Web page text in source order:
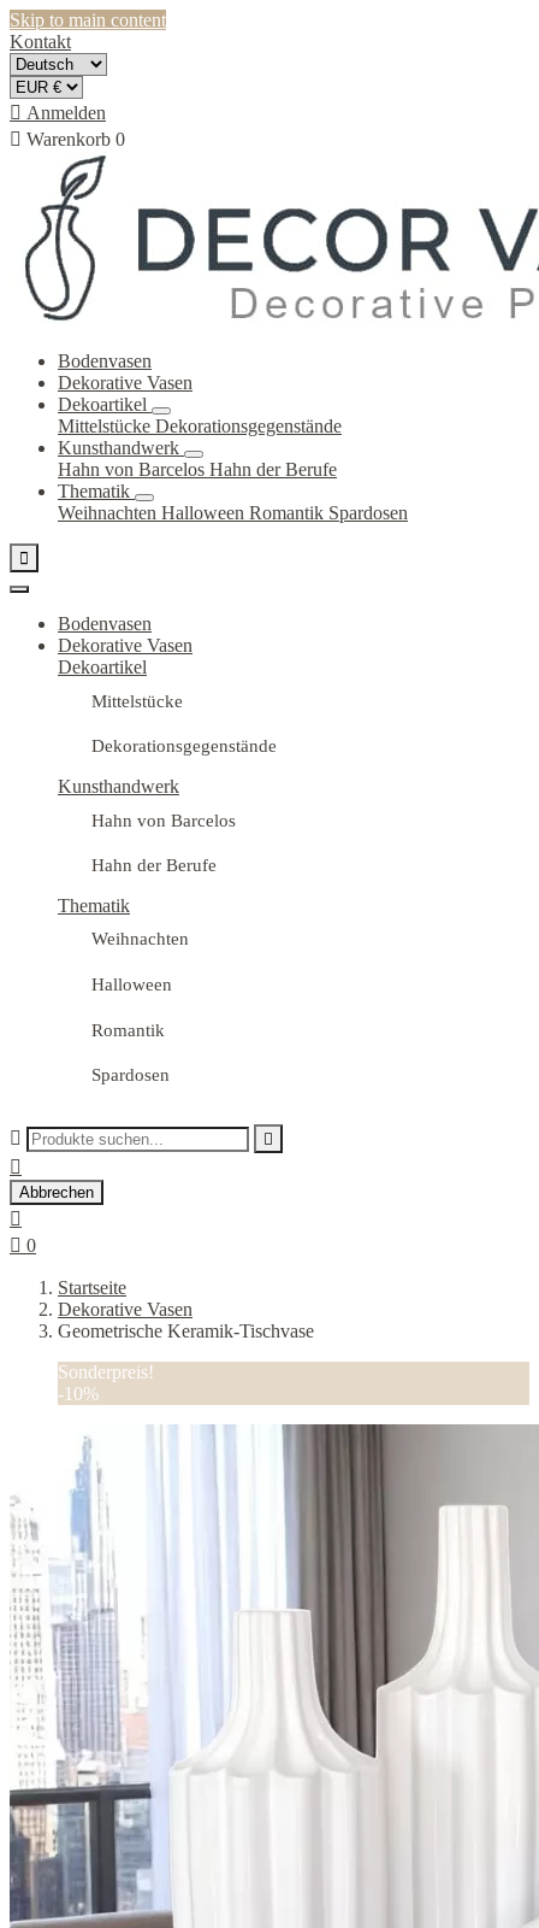
Skip to main content
Kontakt
 Anmelden
 Warenkorb 0
Bodenvasen
Dekorative Vasen
Dekoartikel
Mittelstücke Dekorationsgegenstände
Kunsthandwerk
Hahn von Barcelos Hahn der Berufe
Thematik
Weihnachten Halloween Romantik Spardosen

Bodenvasen
Dekorative Vasen
Dekoartikel
Mittelstücke
Dekorationsgegenstände
Kunsthandwerk
Hahn von Barcelos
Hahn der Berufe
Thematik
Weihnachten
Halloween
Romantik
Spardosen
 

Abbrechen

 0
Startseite
Dekorative Vasen
Geometrische Keramik-Tischvase
Sonderpreis!
-10%